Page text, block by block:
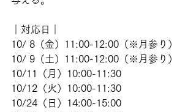
｜対応日｜
10/ 8（金）11:00-12:00（※月参り）
10/ 9（土）11:00-12:00（※月参り）
10/11（月）10:00-11:30
10/12（火）10:00-11:30
10/24（日）14:00-15:00